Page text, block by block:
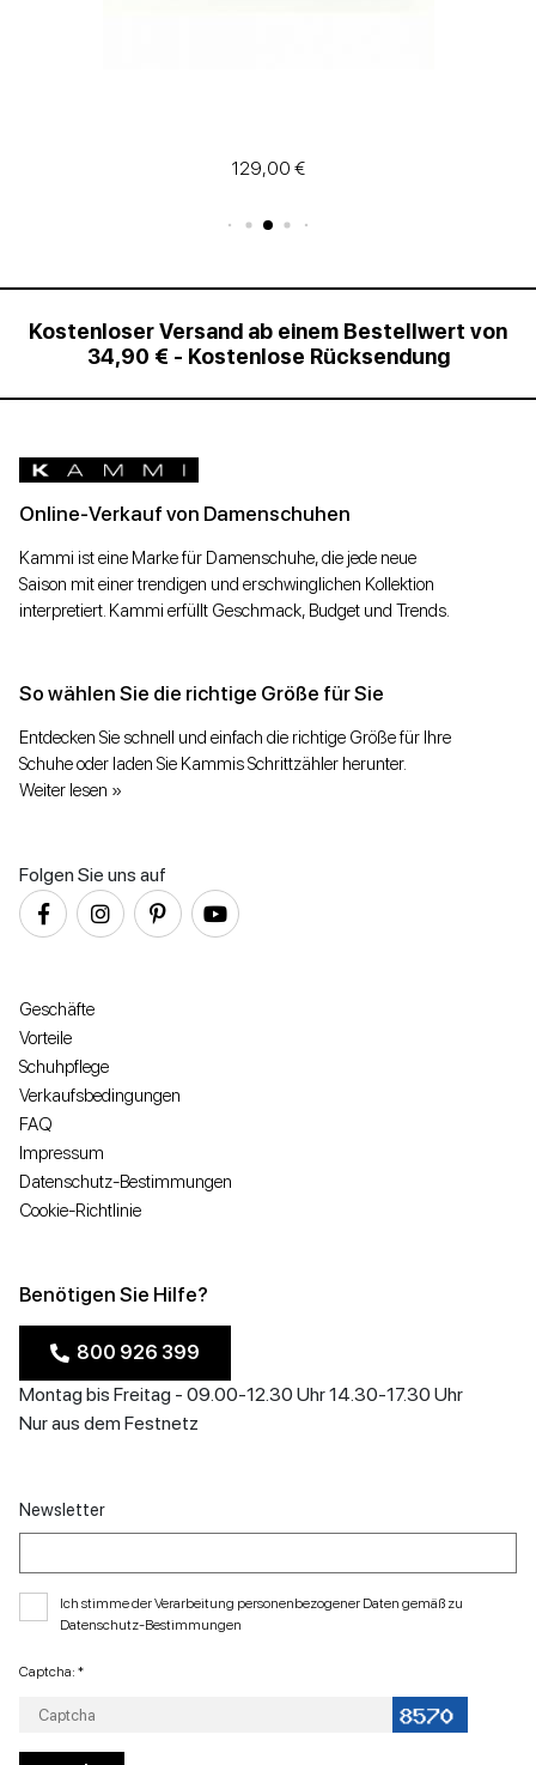
129,00 €
Kostenloser Versand ab einem Bestellwert von
34,90 € - Kostenlose Rücksendung
Online-Verkauf von Damenschuhen
Kammi ist eine Marke für Damenschuhe, die jede neue
Saison mit einer trendigen und erschwinglichen Kollektion
interpretiert. Kammi erfüllt Geschmack, Budget und Trends.
So wählen Sie die richtige Größe für Sie
Entdecken Sie schnell und einfach die richtige Größe für Ihre
Schuhe oder laden Sie Kammis Schrittzähler herunter.
Weiter lesen »
Folgen Sie uns auf
Geschäfte
Vorteile
Schuhpflege
Verkaufsbedingungen
FAQ
Impressum
Datenschutz-Bestimmungen
Cookie-Richtlinie
Benötigen Sie Hilfe?
800 926 399
Montag bis Freitag - 09.00-12.30 Uhr 14.30-17.30 Uhr
Nur aus dem Festnetz
Newsletter
Ich stimme der Verarbeitung personenbezogener Daten gemäß zu
Datenschutz-Bestimmungen
Captcha: *